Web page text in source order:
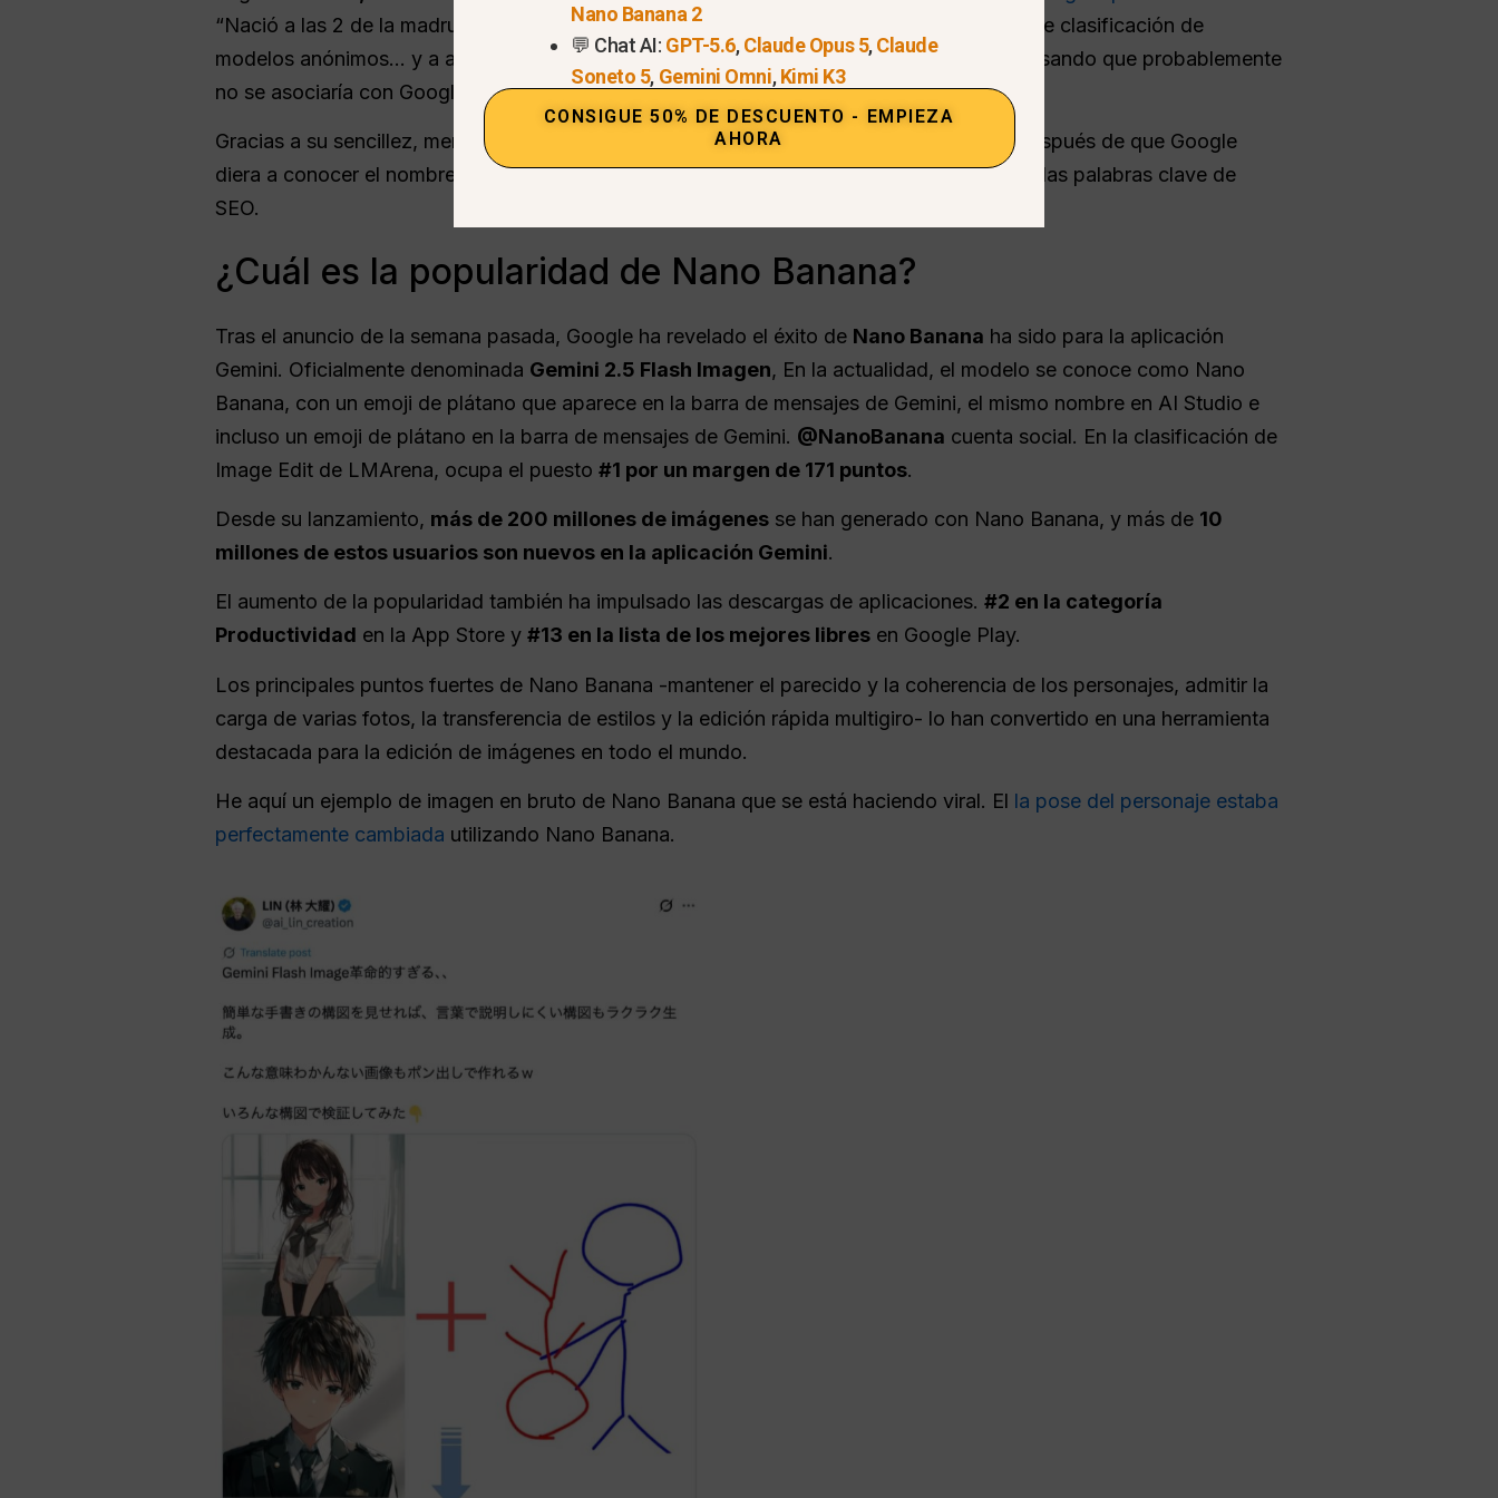
“Nació a las 2 de la madrugada. El equipo tenía que presentar un nombre para una tabla de clasificación de
modelos anónimos... y a alguien a las 2 de la madrugada se le ocurrió ‘Nano Banana’, pensando que probablemente
no se asociaría con Google”.”
Gracias a su sencillez, memorabilidad y a las grandes capacidades del modelo, incluso después de que Google
diera a conocer el nombre oficial,Nano Bananasigue teniendo una presencia notable en las palabras clave de
SEO.
¿Cuál es la popularidad de Nano Banana?
Tras el anuncio de la semana pasada, Google ha revelado el éxito de Nano Banana ha sido para la aplicación
Gemini. Oficialmente denominada Gemini 2.5 Flash Imagen, En la actualidad, el modelo se conoce como Nano
Banana, con un emoji de plátano que aparece en la barra de mensajes de Gemini, el mismo nombre en AI Studio e
incluso un emoji de plátano en la barra de mensajes de Gemini. @NanoBanana cuenta social. En la clasificación de
Image Edit de LMArena, ocupa el puesto #1 por un margen de 171 puntos.
Desde su lanzamiento, más de 200 millones de imágenes se han generado con Nano Banana, y más de 10
millones de estos usuarios son nuevos en la aplicación Gemini.
El aumento de la popularidad también ha impulsado las descargas de aplicaciones. #2 en la categoría
Productividad en la App Store y #13 en la lista de los mejores libres en Google Play.
Los principales puntos fuertes de Nano Banana -mantener el parecido y la coherencia de los personajes, admitir la
carga de varias fotos, la transferencia de estilos y la edición rápida multigiro- lo han convertido en una herramienta
destacada para la edición de imágenes en todo el mundo.
He aquí un ejemplo de imagen en bruto de Nano Banana que se está haciendo viral. El la pose del personaje estaba
perfectamente cambiada utilizando Nano Banana.
Nano Banana 2
💬 Chat AI: GPT-5.6,Claude Opus 5,Claude
Soneto 5, Gemini Omni,Kimi K3
CONSIGUE 50% DE DESCUENTO - EMPIEZA
AHORA